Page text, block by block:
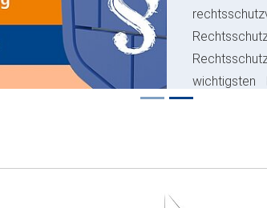
wichtigsten
Risikos ab